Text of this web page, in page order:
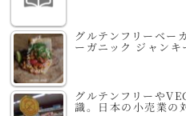
グルテンフリーベ
ーガニック ジャンキ
グルテンフリーや
識。日本の小売業の